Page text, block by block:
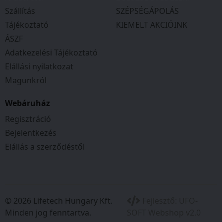
Ülőpárna vastagsága: 7 cm
Lábtartó mérete: 42x24x15 cm
Maximális teherbírás: 120 kg
Csomag mérete: 68x26x50 cm
Csomag súlya: 9,1 kg
Szállítás
Tájékoztató
ÁSZF
Adatkezelési Tájékoztató
Elállási nyilatkozat
Magunkról
SZÉPSÉGÁPOLÁS
KIEMELT AKCIÓINK
Webáruház
Regisztráció
Bejelentkezés
Elállás a szerződéstől
© 2026 Lifetech Hungary Kft.
Minden jog fenntartva.